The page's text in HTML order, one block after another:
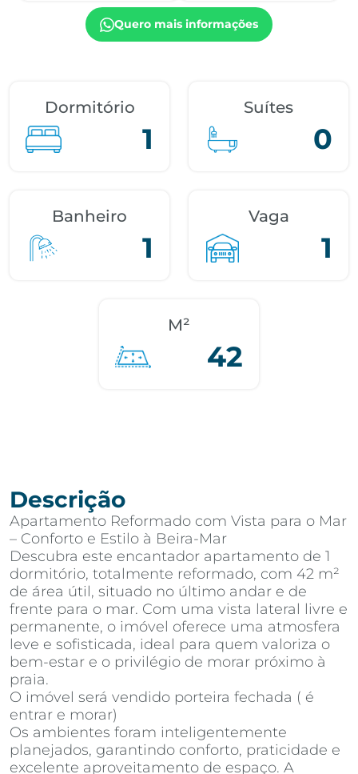
Quero mais informações
Dormitório
1
Suítes
0
Banheiro
1
Vaga
1
M²
42
Descrição
Apartamento Reformado com Vista para o Mar
– Conforto e Estilo à Beira-Mar
Descubra este encantador apartamento de 1
dormitório, totalmente reformado, com 42 m²
de área útil, situado no último andar e de
frente para o mar. Com uma vista lateral livre e
permanente, o imóvel oferece uma atmosfera
leve e sofisticada, ideal para quem valoriza o
bem-estar e o privilégio de morar próximo à
praia.
O imóvel será vendido porteira fechada ( é
entrar e morar)
Os ambientes foram inteligentemente
planejados, garantindo conforto, praticidade e
excelente aproveitamento de espaço. A